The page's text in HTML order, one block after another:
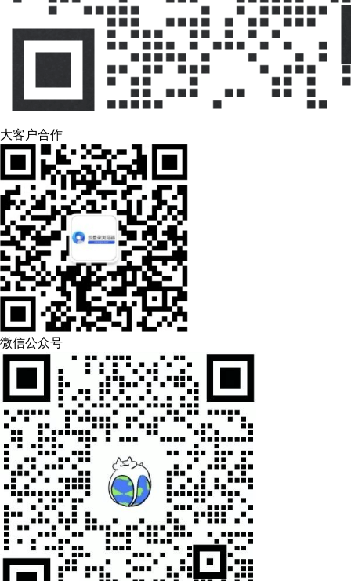
大客户合作
微信公众号